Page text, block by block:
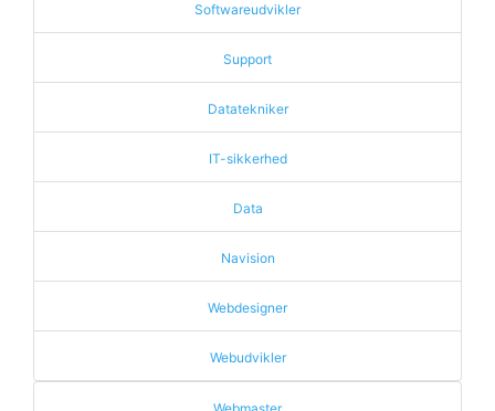
Softwareudvikler
Support
Datatekniker
IT-sikkerhed
Data
Navision
Webdesigner
Webudvikler